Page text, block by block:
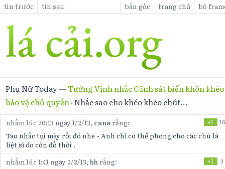
tin trước tin sau bản gốc trang chủ bỏ
Phụ Nữ Today—Tướng Vịnh nhắc Cảnh sát biển khôn khéo
bảo vệ chủ quyền ·Nhắc sao cho khéo khéo chút...
nhằm lúc 20:13 ngày 1/2/13, canarằng: +1 16
Tao nhắc tụi mày rồi đó nhe - Anh chỉ có thể phong cho các chú là
liệt sĩ do côn đồ thôi .
nhằm lúc 1:41 ngày 2/2/13,hh rằng: +1 3